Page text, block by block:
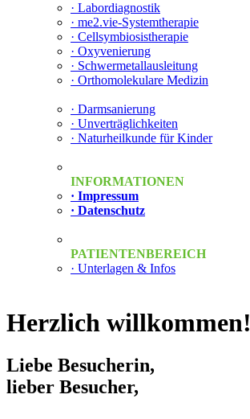
· Labordiagnostik
· me2.vie-Systemtherapie
· Cellsymbiosistherapie
· Oxyvenierung
· Schwermetallausleitung
· Orthomolekulare Medizin
· Darmsanierung
· Unverträglichkeiten
· Naturheilkunde für Kinder
INFORMATIONEN
· Impressum
· Datenschutz
PATIENTENBEREICH
· Unterlagen & Infos
Herzlich willkommen!
Liebe Besucherin,
lieber Besucher,